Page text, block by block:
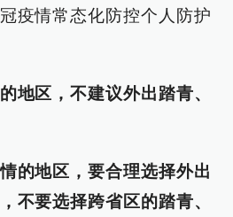
疫情常态化防控个人防护
地区，不建议外出踏青、
的地区，要合理选择外出
不要选择跨省区的踏青、